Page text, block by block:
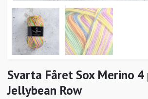
Svarta Fåret Sox Merino 4
Jellybean Row